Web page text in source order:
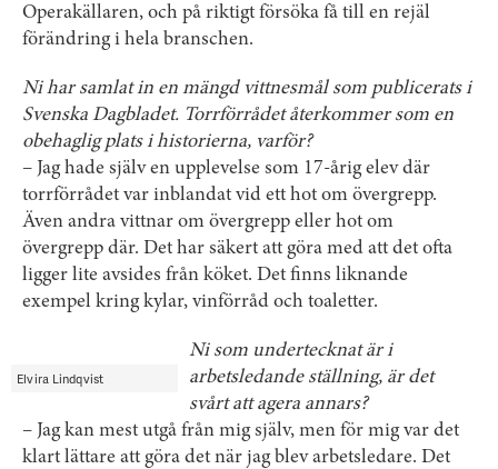
Operakällaren, och på riktigt försöka få till en rejäl
förändring i hela branschen.
Ni har samlat in en mängd vittnesmål som publicerats i
Svenska Dagbladet. Torrförrådet återkommer som en
obehaglig plats i historierna, varför?
– Jag hade själv en upplevelse som 17-årig elev där
torrförrådet var inblandat vid ett hot om övergrepp.
Även andra vittnar om övergrepp eller hot om
övergrepp där. Det har säkert att göra med att det ofta
ligger lite avsides från köket. Det finns liknande
exempel kring kylar, vinförråd och toaletter.
Elvira Lindqvist
Ni som undertecknat är i
arbetsledande ställning, är det
svårt att agera annars?
– Jag kan mest utgå från mig själv, men för mig var det
klart lättare att göra det när jag blev arbetsledare. Det